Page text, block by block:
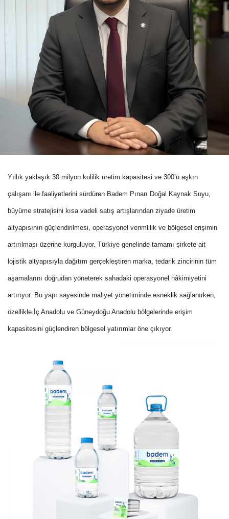
Yıllık yaklaşık 30 milyon kolilik üretim kapasitesi ve 300’ü aşkın
çalışanı ile faaliyetlerini sürdüren Badem Pınarı Doğal Kaynak Suyu,
büyüme stratejisini kısa vadeli satış artışlarından ziyade üretim
altyapısının güçlendirilmesi, operasyonel verimlilik ve bölgesel erişimin
artırılması üzerine kurguluyor. Türkiye genelinde tamamı şirkete ait
lojistik altyapısıyla dağıtım gerçekleştiren marka, tedarik zincirinin tüm
aşamalarını doğrudan yöneterek sahadaki operasyonel hâkimiyetini
artırıyor. Bu yapı sayesinde maliyet yönetiminde esneklik sağlanırken,
özellikle İç Anadolu ve Güneydoğu Anadolu bölgelerinde erişim
kapasitesini güçlendiren bölgesel yatırımlar öne çıkıyor.